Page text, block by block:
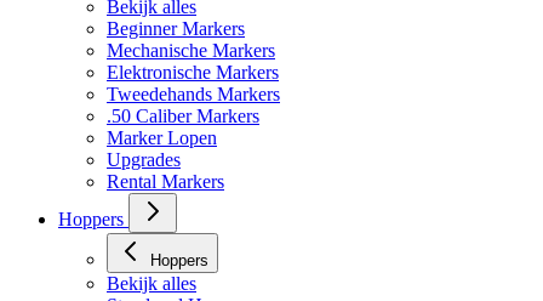
Markers
Bekijk alles
Beginner Markers
Mechanische Markers
Elektronische Markers
Tweedehands Markers
.50 Caliber Markers
Marker Lopen
Upgrades
Rental Markers
Hoppers
Hoppers